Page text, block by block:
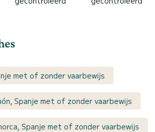
met of zonder vaarbewijs
Spanje met of zonder vaarbewijs
Spanje met of zonder vaarbewijs